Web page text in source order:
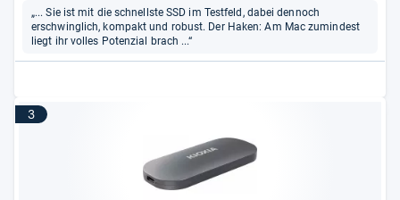
„... Sie ist mit die schnellste SSD im Testfeld, dabei dennoch
erschwinglich, kompakt und robust. Der Haken: Am Mac zumindest
liegt ihr volles Potenzial brach ...“
3